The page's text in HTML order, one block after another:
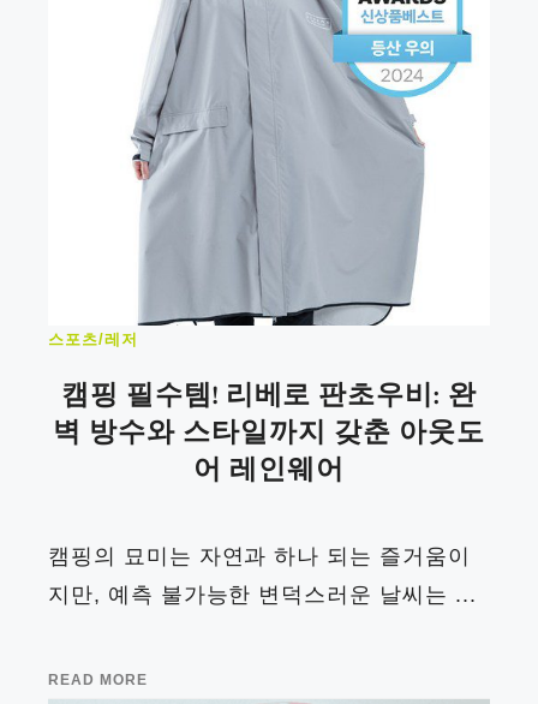
스포츠/레저
캠핑 필수템! 리베로 판초우비: 완
벽 방수와 스타일까지 갖춘 아웃도
어 레인웨어
캠핑의 묘미는 자연과 하나 되는 즐거움이
지만, 예측 불가능한 변덕스러운 날씨는 ...
READ MORE